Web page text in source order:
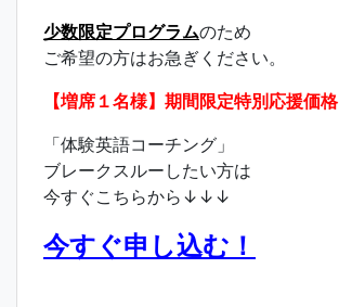
少数限定プログラムのため
ご希望の方はお急ぎください。
【増席１名様】期間限定特別応援価格
「体験英語コーチング」
ブレークスルーしたい方は
今すぐこちらから↓↓↓
今すぐ申し込む！